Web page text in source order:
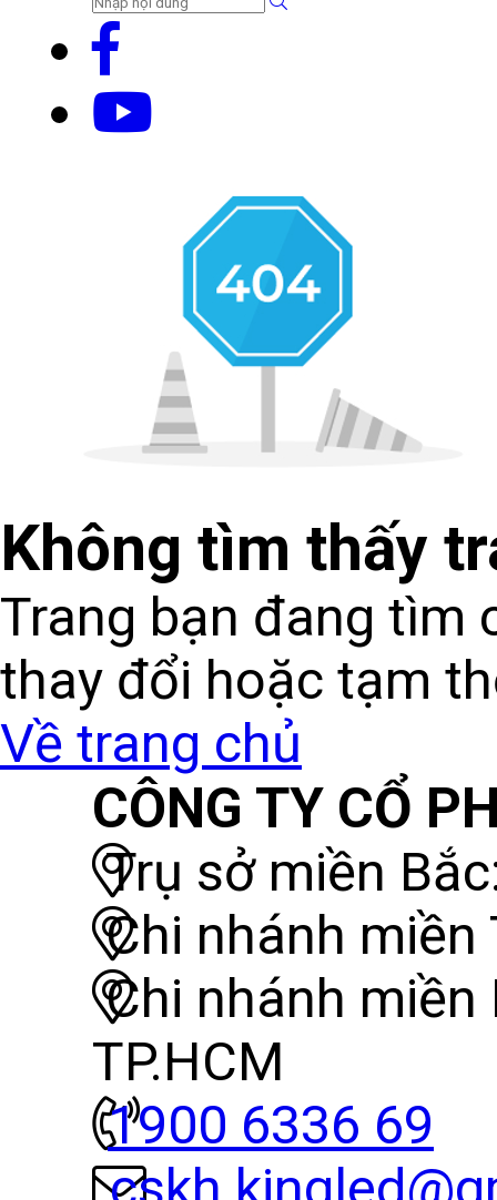
Không tìm thấy
Trang bạn đang tìm
thay đổi hoặc tạm
Về trang chủ
CÔNG TY CỔ
Trụ sở miền
Chi nhánh
Chi nhánh
TP.HCM
1900 6336 69